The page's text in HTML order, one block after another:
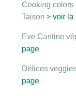
Cooking colors
Taison > voir la
Eve Cantine
page
Délices
page